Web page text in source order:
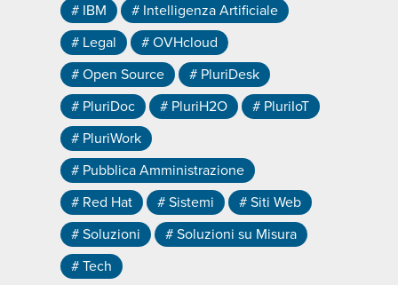
# IBM
# Intelligenza Artificiale
# Legal
# OVHcloud
# Open Source
# PluriDesk
# PluriDoc
# PluriH2O
# PluriIoT
# PluriWork
# Pubblica Amministrazione
# Red Hat
# Sistemi
# Siti Web
# Soluzioni
# Soluzioni su Misura
# Tech